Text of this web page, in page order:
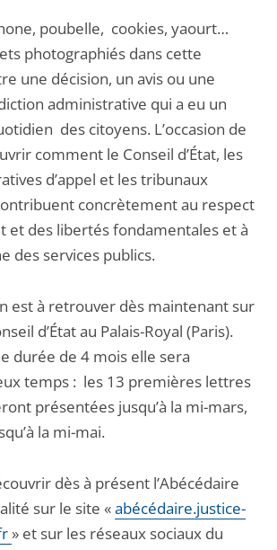
poubelle, cookies, yaourt…
photographiés dans cette
une décision, un avis ou une
administrative qui a eu un
des citoyens. L’occasion de
comment le Conseil d’État, les
d’appel et les tribunaux
concrètement au respect
et des libertés fondamentales et à
des services publics.
est à retrouver dès maintenant sur
d’État au Palais-Royal (Paris).
durée de 4 mois elle sera
temps : les 13 premières lettres
présentées jusqu’à la mi-mars,
la mi-mai.
dès à présent l’Abécédaire
sur le site «abécédaire.justice-
» et sur les réseaux sociaux du